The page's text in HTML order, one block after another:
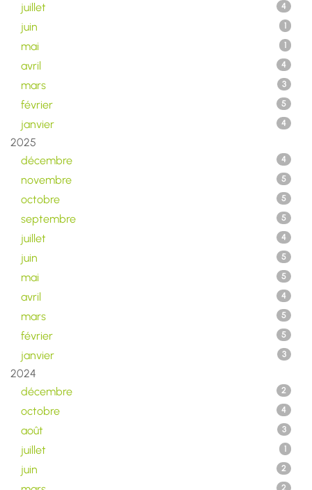
juillet
4
juin 1
mai 1
avril 4
mars 3
février 5
janvier 4
2025
décembre
4
novembre 5
octobre 5
septembre 5
juillet 4
juin 5
mai 5
avril 4
mars 5
février 5
janvier 3
2024
décembre
2
octobre 4
août 3
juillet 1
juin 2
2